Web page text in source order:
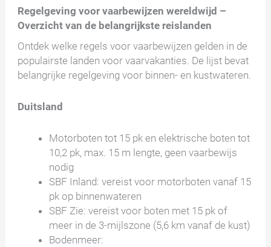
Regelgeving voor vaarbewijzen wereldwijd –
Overzicht van de belangrijkste reislanden
Ontdek welke regels voor vaarbewijzen gelden in de
populairste landen voor vaarvakanties. De lijst bevat
belangrijke regelgeving voor binnen- en kustwateren.
Duitsland
Motorboten tot 15 pk en elektrische boten tot
10,2 pk, max. 15 m lengte, geen vaarbewijs
nodig
SBF Inland: vereist voor motorboten vanaf 15
pk op binnenwateren
SBF Zie: vereist voor boten met 15 pk of
meer in de 3-mijlszone (5,6 km vanaf de kust)
Bodenmeer: